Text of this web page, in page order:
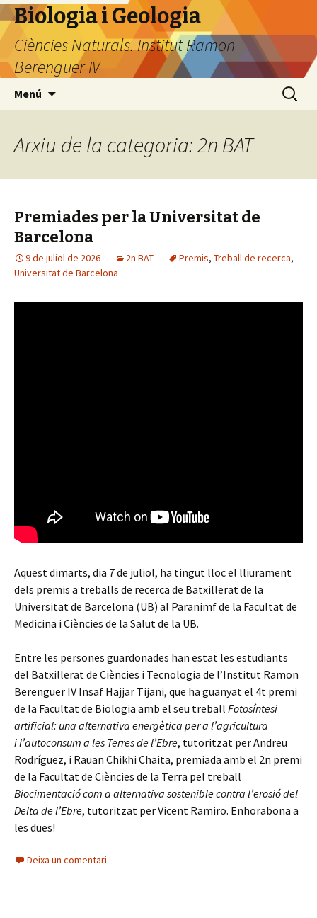
Biologia i Geologia
Ciències Naturals. Institut Ramon
Berenguer IV
Menú Cerca:
Arxiu de la categoria: 2n BAT
Premiades per la Universitat de
Barcelona
9 de juliol de 2026 2n BAT Premis, Treball de recerca,
Universitat de Barcelona
Aquest dimarts, dia 7 de juliol, ha tingut lloc el lliurament
dels premis a treballs de recerca de Batxillerat de la
Universitat de Barcelona (UB) al Paranimf de la Facultat de
Medicina i Ciències de la Salut de la UB.
Entre les persones guardonades han estat les estudiants
del Batxillerat de Ciències i Tecnologia de l’Institut Ramon
Berenguer IV Insaf Hajjar Tijani, que ha guanyat el 4t premi
de la Facultat de Biologia amb el seu treball Fotosíntesi
artificial: una alternativa energètica per a l’agricultura
il’autoconsum a les Terres de l’Ebre, tutoritzat per Andreu
Rodríguez, i Rauan Chikhi Chaita, premiada amb el 2n premi
de la Facultat de Ciències de la Terra pel treball
Biocimentació com a alternativa sostenible contra l’erosió del
Delta de l’Ebre, tutoritzat per Vicent Ramiro. Enhorabona a
les dues!
Deixa un comentari